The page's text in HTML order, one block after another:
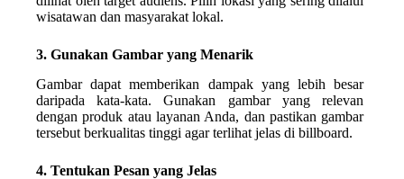
wisatawan dan masyarakat lokal.
3. Gunakan Gambar yang Menarik
Gambar dapat memberikan dampak yang lebih besar
daripada kata-kata. Gunakan gambar yang relevan
dengan produk atau layanan Anda, dan pastikan gambar
tersebut berkualitas tinggi agar terlihat jelas di billboard.
4. Tentukan Pesan yang Jelas